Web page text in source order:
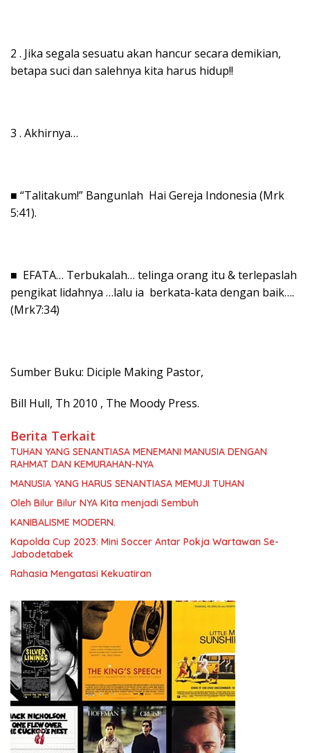
2 . Jika segala sesuatu akan hancur secara demikian,
betapa suci dan salehnya kita harus hidup!!
3 . Akhirnya…
■ “Talitakum!” Bangunlah Hai Gereja Indonesia (Mrk
5:41).
■ EFATA… Terbukalah… telinga orang itu & terlepaslah
pengikat lidahnya …lalu ia berkata-kata dengan baik….
(Mrk7:34)
Sumber Buku: Diciple Making Pastor,
Bill Hull, Th 2010 , The Moody Press.
Berita Terkait
TUHAN YANG SENANTIASA MENEMANI MANUSIA DENGAN
RAHMAT DAN KEMURAHAN-NYA
MANUSIA YANG HARUS SENANTIASA MEMUJI TUHAN
Oleh Bilur Bilur NYA Kita menjadi Sembuh
KANIBALISME MODERN.
Kapolda Cup 2023: Mini Soccer Antar Pokja Wartawan Se-
Jabodetabek
Rahasia Mengatasi Kekuatiran